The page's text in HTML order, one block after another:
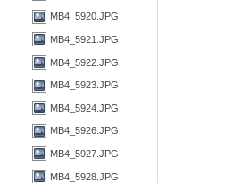
MB4_5920.JPG
MB4_5921.JPG
MB4_5922.JPG
MB4_5923.JPG
MB4_5924.JPG
MB4_5926.JPG
MB4_5927.JPG
MB4_5928.JPG